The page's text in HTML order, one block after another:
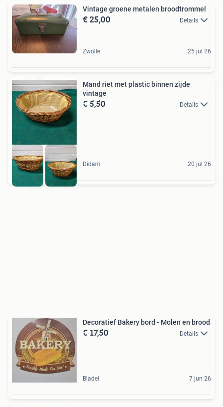
Vintage groene metalen broodtrommel
€ 25,00 Details
Zwolle 25 jul 26
Mand riet met plastic binnen zijde
vintage
€ 5,50 Details
Didam 20 jul 26
Decoratief Bakery bord - Molen en brood
€ 17,50 Details
Bladel 7 jun 26